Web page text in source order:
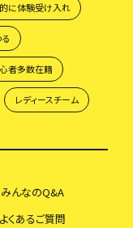
に体験受け入れ
者多数在籍
レディースチーム
みんなのQ&A
よくあるご質問